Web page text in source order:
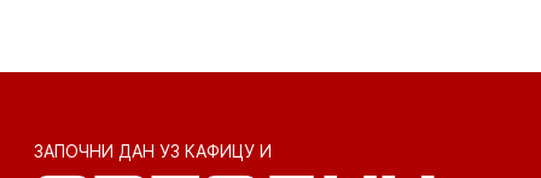
ЗАПОЧНИ ДАН УЗ КАФИЦУ И